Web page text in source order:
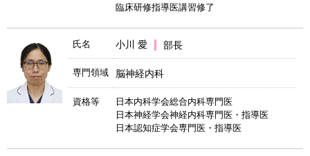
臨床研修指導医講習修了
氏名 小川 愛 部長
専門領域 脳神経内科
資格等
日本内科学会総合内科専門医
日本神経学会神経内科専門医・指導医
日本認知症学会専門医・指導医